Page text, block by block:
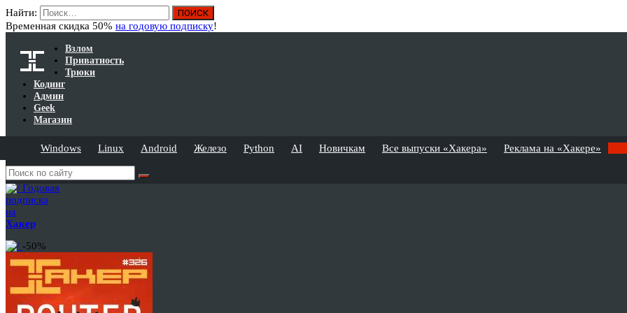
Найти:
Временная скидка 50% на годовую подписку!
Взлом
Приватность
Трюки
Кодинг
Админ
Geek
Магазин
Windows Linux Android Железо Python AI Новичкам Все выпуски «Хакера» Реклама на «Хакере»
Годовая
подписка
на
Хакер
-50%